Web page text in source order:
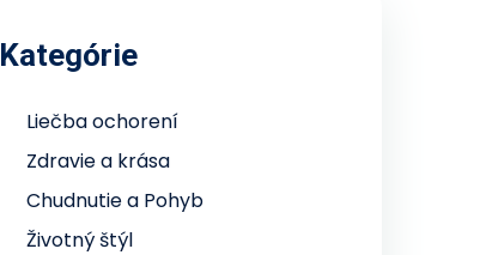
Kategórie
Liečba ochorení
Zdravie a krása
Chudnutie a Pohyb
Životný štýl